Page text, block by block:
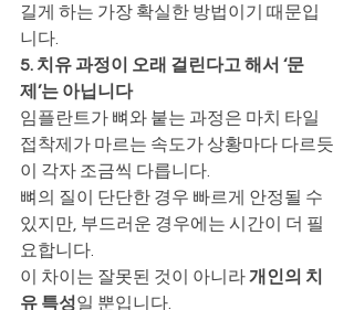
길게 하는 가장 확실한 방법이기 때문입
니다.
5. 치유 과정이 오래 걸린다고 해서 ‘문
제’는 아닙니다
임플란트가 뼈와 붙는 과정은 마치 타일
접착제가 마르는 속도가 상황마다 다르듯
이 각자 조금씩 다릅니다.
뼈의 질이 단단한 경우 빠르게 안정될 수
있지만, 부드러운 경우에는 시간이 더 필
요합니다.
이 차이는 잘못된 것이 아니라 개인의 치
유 특성일 뿐입니다.